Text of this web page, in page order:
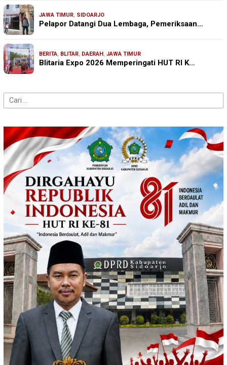
JAWA TIMUR, SIDOARJO
Pelapor Datangi Dua Lembaga, Pemeriksaan…
BERITA, BLITAR, DAERAH , JAWA TIMUR
Blitaria Expo 2026 Memperingati HUT RI K…
Cari
untuk: